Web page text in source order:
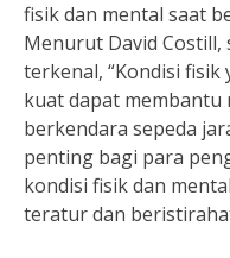
fisik dan mental saat
Menurut David
terkenal, “Kondisi
kuat dapat
berkendara sepeda
penting bagi para
kondisi fisik dan
teratur dan